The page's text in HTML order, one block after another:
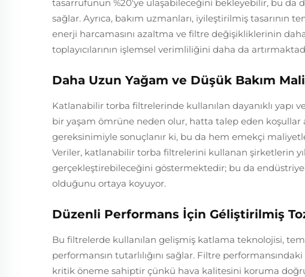
tasarrufunun %20'ye ulaşabileceğini bekleyebilir, bu da
sağlar. Ayrıca, bakım uzmanları, iyileştirilmiş tasarının
enerji harcamasını azaltma ve filtre değişikliklerinin
toplayıcılarının işlemsel verimliliğini daha da
Daha Uzun Yağam ve Düşük Bakım
Katlanabilir torba filtrelerinde kullanılan dayanıklı yapı
bir yaşam ömrüne neden olur, hatta talep eden
gereksinimiyle sonuçlanır ki, bu da hem emekçi
Veriler, katlanabilir torba filtrelerini kullanan şirketlerin
gerçekleştirebileceğini göstermektedir; bu da
olduğunu ortaya koyuyor.
Düzenli Performans İçin Géliştirilmiş Toz
Bu filtrelerde kullanılan gelişmiş katlama teknolojisi,
performansın tutarlılığını sağlar. Filtre
kritik öneme sahiptir çünkü hava kalitesini koruma